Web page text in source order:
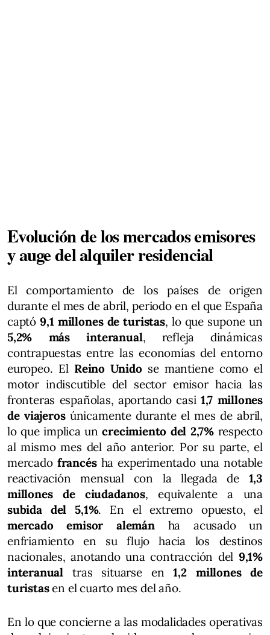
Evolución de los mercados emisores
y auge del alquiler residencial
El comportamiento de los países de origen
durante el mes de abril, periodo en el que España
captó9,1 millones de turistas, lo que supone un
5,2% más interanual, refleja dinámicas
contrapuestas entre las economías del entorno
europeo. ElReino Unidose mantiene como el
motor indiscutible del sector emisor hacia las
fronteras españolas, aportando casi 1,7 millones
de viajerosúnicamente durante el mes de abril,
lo que implica uncrecimiento del 2,7% respecto
al mismo mes del año anterior. Por su parte, el
mercado francés ha experimentado una notable
reactivación mensual con la llegada de 1,3
millones de ciudadanos, equivalente a una
subida del 5,1%. En el extremo opuesto, el
mercado emisor alemánha acusado un
enfriamiento en su flujo hacia los destinos
nacionales, anotando una contracción del 9,1%
interanual tras situarse en1,2 millones de
turistasen el cuarto mes del año.
En lo que concierne a las modalidades operativas